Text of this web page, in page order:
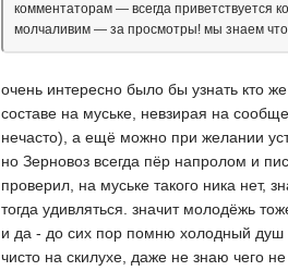
комментаторам — всегда приветствуется
молчаливим — за просмотры! мы знаем
очень интересно было бы узнать кто
составе на муське, невзирая на
нечасто), а ещё можно при желании
но Зерновоз всегда пёр напролом и
проверил, на муське такого ника нет,
тогда удивляться. значит молодёжь
и да - до сих пор помню холодный душ
чисто на скилухе, даже не знаю чего